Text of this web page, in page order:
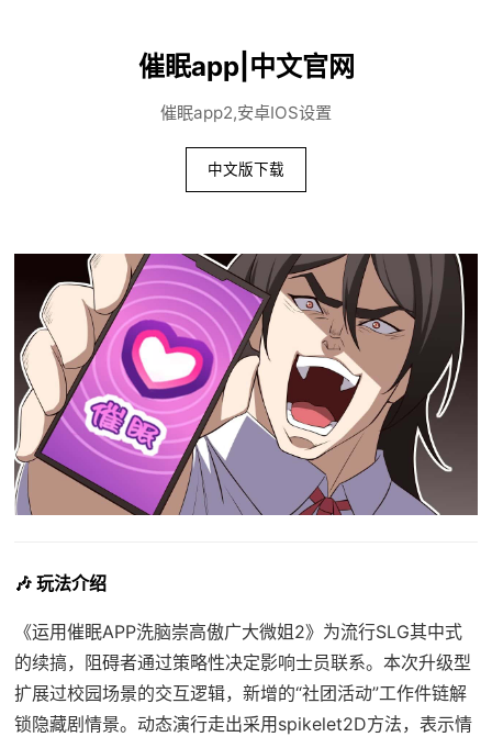
催眠app|中文官网
催眠app2,安卓IOS设置
中文版下载
🎶 玩法介绍
《运用催眠APP洗脑崇高傲广大微姐2》为流行SLG其中式
的续搞，阻碍者通过策略性决定影响士员联系。本次升级型
扩展过校园场景的交互逻辑，新增的“社团活动”工作件链解
锁隐藏剧情景。动态演行走出采用spikelet2D方法，表示情